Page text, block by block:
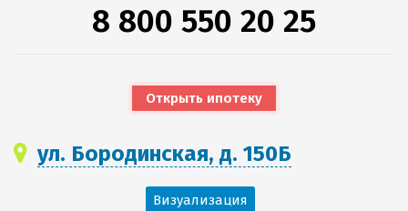
8 800 550 20 25
Открыть ипотеку
ул. Бородинская, д. 150Б
Визуализация